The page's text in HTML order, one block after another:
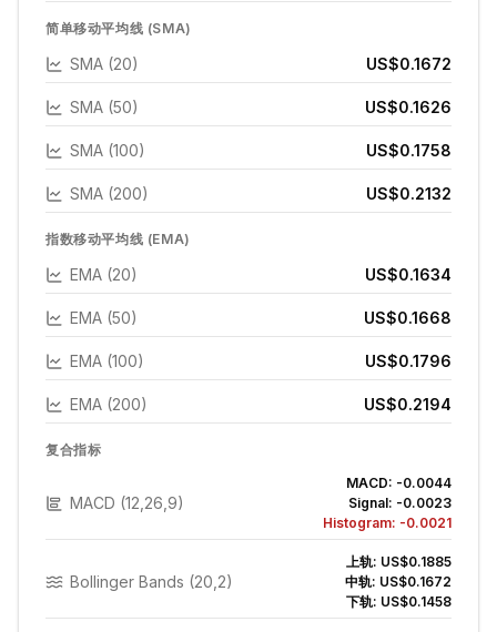
简单移动平均线 (SMA)
SMA (20) US$0.1672
SMA (50) US$0.1626
SMA (100) US$0.1758
SMA (200) US$0.2132
指数移动平均线 (EMA)
EMA (20) US$0.1634
EMA (50) US$0.1668
EMA (100) US$0.1796
EMA (200) US$0.2194
复合指标
MACD (12,26,9)
MACD: -0.0044
Signal: -0.0023
Histogram: -0.0021
Bollinger Bands (20,2)
上轨: US$0.1885
中轨: US$0.1672
下轨: US$0.1458